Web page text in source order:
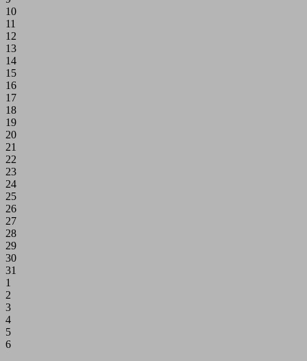
10
11
12
13
14
15
16
17
18
19
20
21
22
23
24
25
26
27
28
29
30
31
1
2
3
4
5
6